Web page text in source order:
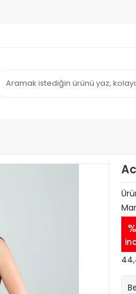
750 TL ve Üzeri